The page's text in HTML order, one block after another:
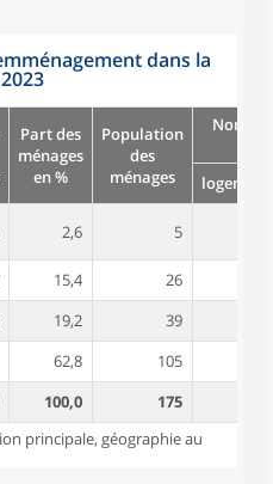
dans la
Part des
ménages
en %
Population
des
ménages
logement
2,6 5
15,4 26
19,2 39
62,8 105
100,0 175
principale, géographie au